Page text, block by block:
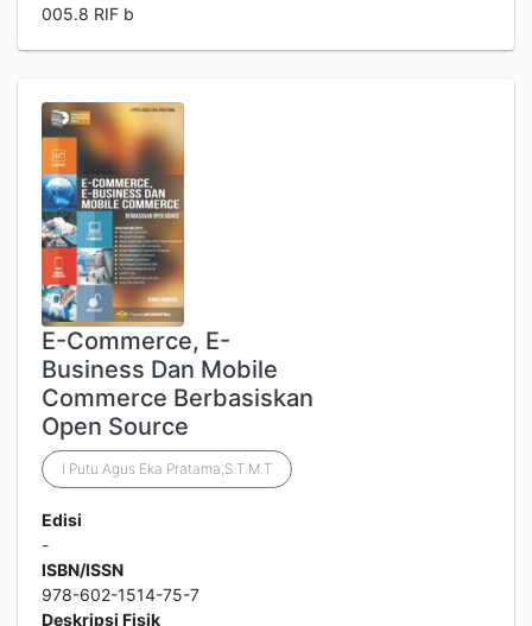
005.8 RIF b
E-Commerce, E-
Business Dan Mobile
Commerce Berbasiskan
Open Source
I Putu Agus Eka Pratama,S.T.M.T
Edisi
-
ISBN/ISSN
978-602-1514-75-7
Deskripsi Fisik